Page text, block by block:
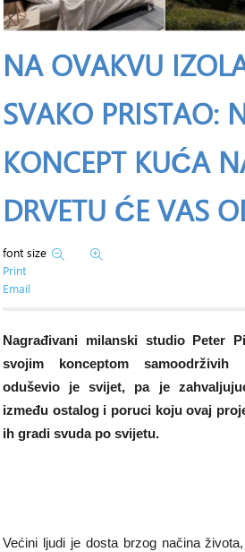
NA OVAKVU
SVAKO PRISTAO:
KONCEPT KUĆA
DRVETU ĆE VAS
font size
Print
Email
Nagrađivani milanski studio Peter
svojim konceptom
oduševio je svijet, pa je
između ostalog i poruci koju ovaj
ih gradi svuda po svijetu.
Većini ljudi je dosta brzog načina